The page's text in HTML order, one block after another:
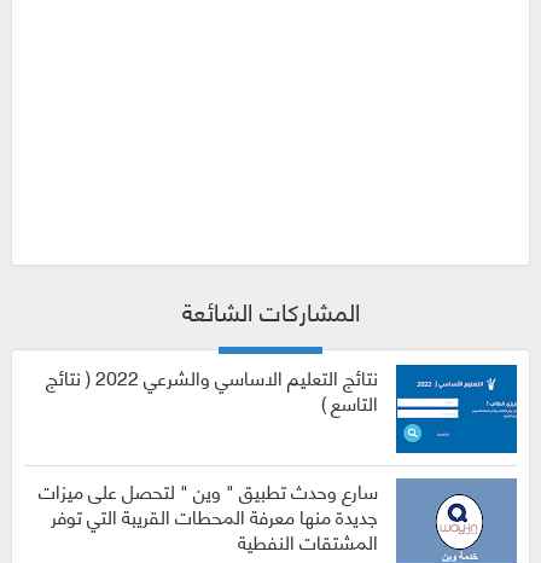
المشاركات الشائعة
نتائج التعليم الاساسي والشرعي 2022 ( نتائج
التاسع )
سارع وحدث تطبيق " وين " لتحصل على ميزات
جديدة منها معرفة المحطات القريبة التي توفر
المشتقات النفطية